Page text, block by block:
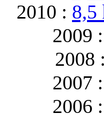
2010 : 8,5
2009
2008
2007
2006